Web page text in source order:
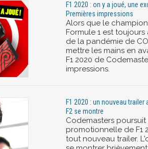
F1 2020 : on y a joué, une
Premières impressions
Alors que le
Formule 1 est
de la pandémie de
mettre les mains en
F1 2020 de
impressions.
F1 2020 : un nouveau
F2 se montre
Codemasters
promotionnelle de F1
tout nouveau trailer.